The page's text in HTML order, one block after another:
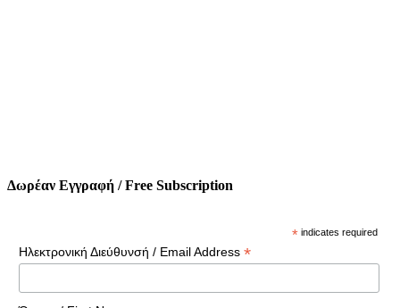
Δωρέαν Εγγραφή / Free Subscription
* indicates required
Ηλεκτρονική Διεύθυνσή / Email Address *